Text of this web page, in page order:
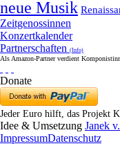
neue Musik
Zeitgenossinnen
Konzertkalender
Partnerschaften (Info)
Als Amazon-Partner verdient
Donate
Jeder Euro hilft, das Projekt
Idee & Umsetzung Janek
ImpressumDatenschutz